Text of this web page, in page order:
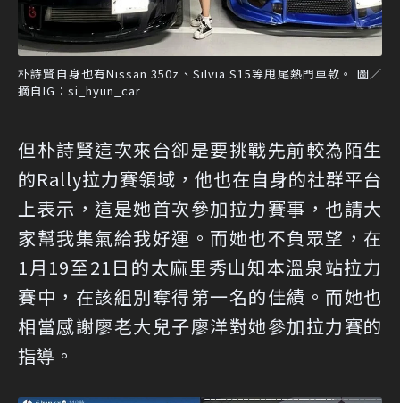
朴詩賢自身也有Nissan 350z、Silvia S15等甩尾熱門車款。 圖／
摘自IG：si_hyun_car
但朴詩賢這次來台卻是要挑戰先前較為陌生
的Rally拉力賽領域，他也在自身的社群平台
上表示，這是她首次參加拉力賽事，也請大
家幫我集氣給我好運。而她也不負眾望，在
1月19至21日的太麻里秀山知本溫泉站拉力
賽中，在該組別奪得第一名的佳績。而她也
相當感謝廖老大兒子廖洋對她參加拉力賽的
指導。